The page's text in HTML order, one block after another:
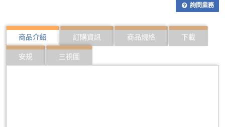
詢問業務
商品介紹 訂購資訊 商品規格
下載
安規
三視圖